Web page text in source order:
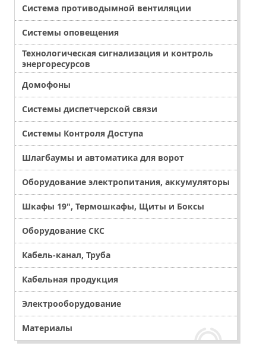
Система противодымной вентиляции
Системы оповещения
Технологическая сигнализация и контроль
энергоресурсов
Домофоны
Системы диспетчерской связи
Системы Контроля Доступа
Шлагбаумы и автоматика для ворот
Оборудование электропитания, аккумуляторы
Шкафы 19", Термошкафы, Щиты и Боксы
Оборудование СКС
Кабель-канал, Труба
Кабельная продукция
Электрооборудование
Материалы